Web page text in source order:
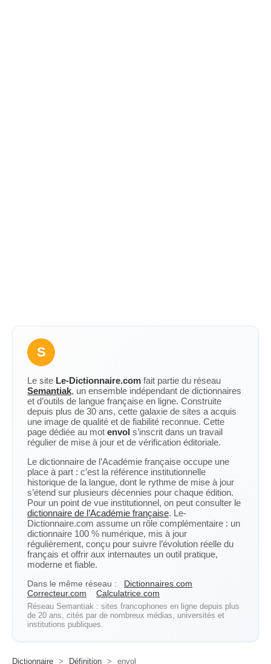
S
Le site Le-Dictionnaire.com fait partie du réseau
Semantiak, un ensemble indépendant de dictionnaires
et d’outils de langue française en ligne. Construite
depuis plus de 30 ans, cette galaxie de sites a acquis
une image de qualité et de fiabilité reconnue. Cette
page dédiée au mot envol s’inscrit dans un travail
régulier de mise à jour et de vérification éditoriale.
Le dictionnaire de l’Académie française occupe une
place à part : c’est la référence institutionnelle
historique de la langue, dont le rythme de mise à jour
s’étend sur plusieurs décennies pour chaque édition.
Pour un point de vue institutionnel, on peut consulter le
dictionnaire de l’Académie française. Le-
Dictionnaire.com assume un rôle complémentaire : un
dictionnaire 100 % numérique, mis à jour
régulièrement, conçu pour suivre l’évolution réelle du
français et offrir aux internautes un outil pratique,
moderne et fiable.
Dans le même réseau :
Dictionnaires.com
Correcteur.com
Calculatrice.com
Réseau Semantiak : sites francophones en ligne depuis plus
de 20 ans, cités par de nombreux médias, universités et
institutions publiques.
Dictionnaire > Définition > envol